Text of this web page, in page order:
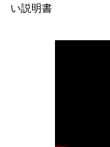
い説明書